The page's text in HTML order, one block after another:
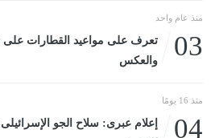
منذ عام واحد
03
تعرف على مواعيد القطارات على
والعكس
منذ 16 يومًا
04
إعلام عبرى: سلاح الجو